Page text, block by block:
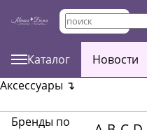
Каталог Новости
Аксессуары ↴
Бренды по